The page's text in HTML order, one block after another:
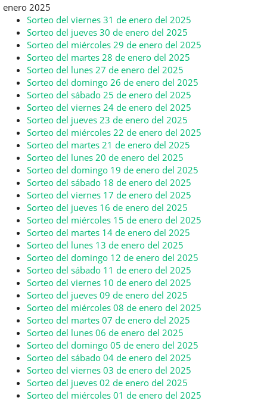
enero 2025
Sorteo del viernes 31 de enero del 2025
Sorteo del jueves 30 de enero del 2025
Sorteo del miércoles 29 de enero del 2025
Sorteo del martes 28 de enero del 2025
Sorteo del lunes 27 de enero del 2025
Sorteo del domingo 26 de enero del 2025
Sorteo del sábado 25 de enero del 2025
Sorteo del viernes 24 de enero del 2025
Sorteo del jueves 23 de enero del 2025
Sorteo del miércoles 22 de enero del 2025
Sorteo del martes 21 de enero del 2025
Sorteo del lunes 20 de enero del 2025
Sorteo del domingo 19 de enero del 2025
Sorteo del sábado 18 de enero del 2025
Sorteo del viernes 17 de enero del 2025
Sorteo del jueves 16 de enero del 2025
Sorteo del miércoles 15 de enero del 2025
Sorteo del martes 14 de enero del 2025
Sorteo del lunes 13 de enero del 2025
Sorteo del domingo 12 de enero del 2025
Sorteo del sábado 11 de enero del 2025
Sorteo del viernes 10 de enero del 2025
Sorteo del jueves 09 de enero del 2025
Sorteo del miércoles 08 de enero del 2025
Sorteo del martes 07 de enero del 2025
Sorteo del lunes 06 de enero del 2025
Sorteo del domingo 05 de enero del 2025
Sorteo del sábado 04 de enero del 2025
Sorteo del viernes 03 de enero del 2025
Sorteo del jueves 02 de enero del 2025
Sorteo del miércoles 01 de enero del 2025